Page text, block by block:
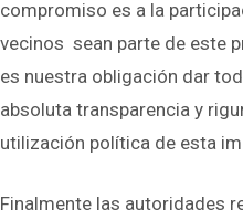
compromiso es a la
vecinos sean parte de este
es nuestra obligación dar
absoluta transparencia y
utilización política de esta
Finalmente las autoridades